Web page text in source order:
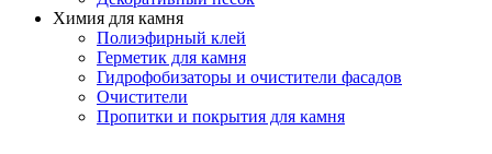
Химия для камня
Полиэфирный клей
Герметик для камня
Гидрофобизаторы и очистители фасадов
Очистители
Пропитки и покрытия для камня